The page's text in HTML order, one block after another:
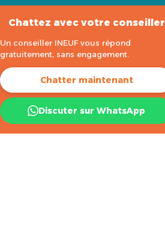
Chattez avec votre conseiller
Un conseiller INEUF vous répond
gratuitement, sans engagement.
Chatter maintenant
Discuter sur WhatsApp